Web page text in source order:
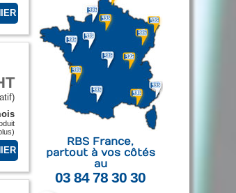
RBS France,
partout à vos côtés
au
03 84 78 30 30